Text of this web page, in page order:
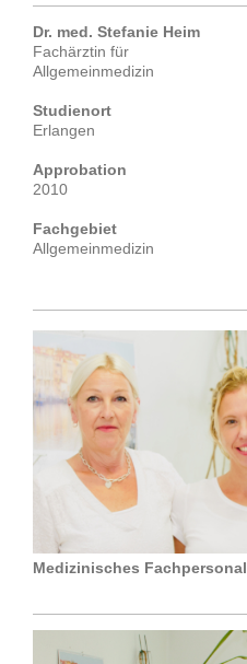
Dr. med. Stefanie Heim
Fachärztin für
Allgemeinmedizin
Studienort
Erlangen
Approbation
2010
Fachgebiet
Allgemeinmedizin
Medizinisches Fachpersonal